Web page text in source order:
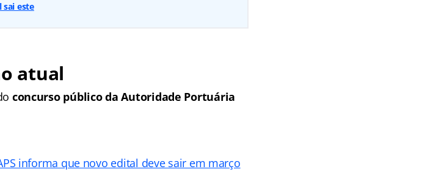
sai este
atual
concurso público da Autoridade Portuária
informa que novo edital deve sair em março